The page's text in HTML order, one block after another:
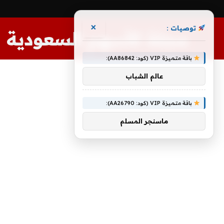
مجلة الأسهم السعودية
توصيات : ×
باقة متميزة VIP (كود: AA86842):
عالم الشباب
باقة متميزة VIP (كود: AA26790):
ماسنجر المسلم